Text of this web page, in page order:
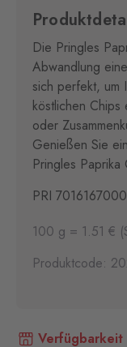
Die Pringles
Abwandlung
sich perfekt, um
köstlichen
oder
Genießen Sie
Pringles Paprika
PRI
100 g = 1.51 €
Produktcode:
Verfügbarkeit